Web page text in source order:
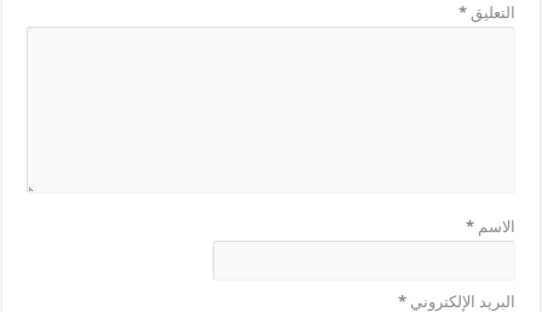
التعليق*
الاسم*
البريد الإلكتروني*